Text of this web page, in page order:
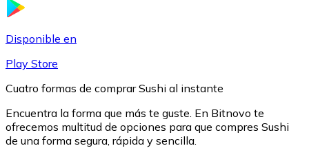
Disponible en
Play Store
Cuatro formas de comprar Sushi al instante
Encuentra la forma que más te guste. En Bitnovo te
ofrecemos multitud de opciones para que compres Sushi
de una forma segura, rápida y sencilla.